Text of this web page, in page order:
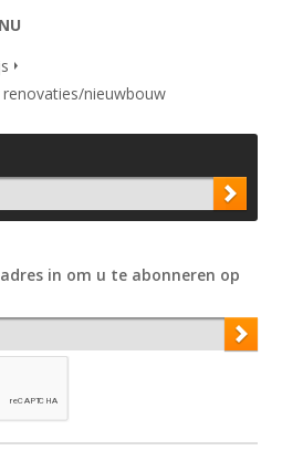
nieuwbouw
in om u te abonneren op